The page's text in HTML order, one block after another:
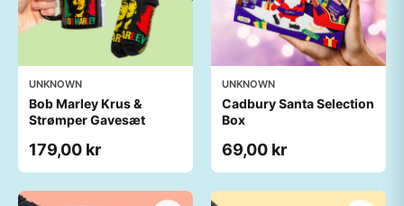
UNKNOWN
Bob Marley Krus &
Strømper Gavesæt
179,00 kr
UNKNOWN
Cadbury Santa Selection
Box
69,00 kr